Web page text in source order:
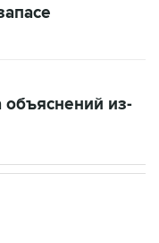
объяснений из-